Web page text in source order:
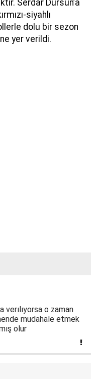
Serdar Dursun’a
siyahlı
dolu bir sezon
yer verildi.
o zaman
mudahale etmek
olur